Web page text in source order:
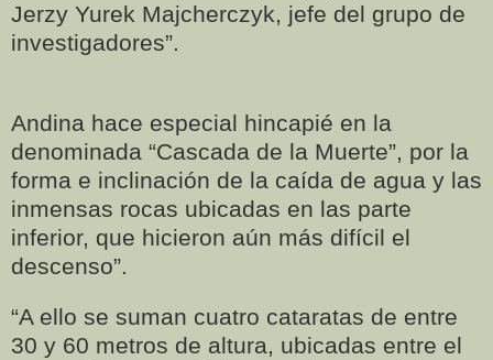
Jerzy Yurek Majcherczyk, jefe del grupo de
investigadores”.
Andina hace especial hincapié en la
denominada “Cascada de la Muerte”, por la
forma e inclinación de la caída de agua y las
inmensas rocas ubicadas en las parte
inferior, que hicieron aún más difícil el
descenso”.
“A ello se suman cuatro cataratas de entre
30 y 60 metros de altura, ubicadas entre el